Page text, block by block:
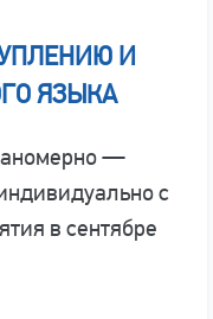
И
ЯЗЫКА
—
с
в сентябре